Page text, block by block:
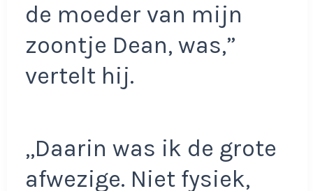
de moeder van mijn
zoontje Dean, was,”
vertelt hij.
,,Daarin was ik de grote
afwezige. Niet fysiek,